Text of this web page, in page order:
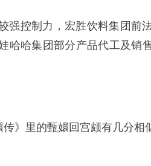
强控制力，宏胜饮料集团前
哈哈集团部分产品代工及销
传》里的甄嬛回宫颇有几分